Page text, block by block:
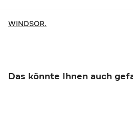
WINDSOR.
Das könnte Ihnen auch